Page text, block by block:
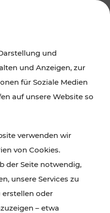
zu Fahrplanänderungen,
und
und Anzeigen, zur
für Soziale Medien
auf unsere Website so
verwenden wir
von Cookies.
der Seite notwendig,
unsere Services zu
erstellen oder
– etwa